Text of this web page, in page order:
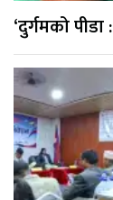
‘दुर्गमको